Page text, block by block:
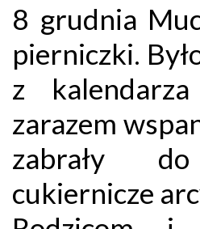
8 grudnia
pierniczki.
z
zarazem
zabrały
cukiernicze